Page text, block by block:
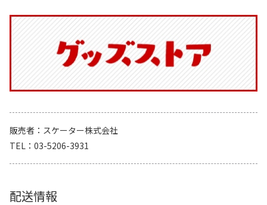
販売者
スケーター株式会社
TEL
03-5206-3931
配送情報